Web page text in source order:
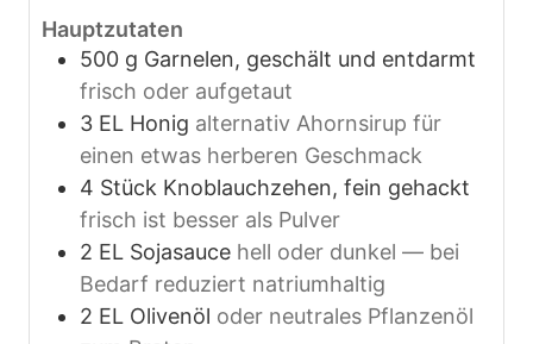
Hauptzutaten
500 g Garnelen, geschält und entdarmt
frisch oder aufgetaut
3 EL Honig alternativ Ahornsirup für
einen etwas herberen Geschmack
4 Stück Knoblauchzehen, fein gehackt
frisch ist besser als Pulver
2 EL Sojasauce hell oder dunkel — bei
Bedarf reduziert natriumhaltig
2 EL Olivenöl oder neutrales Pflanzenöl